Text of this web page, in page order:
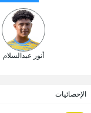
أنور عبدالسلام
الإحصائيات